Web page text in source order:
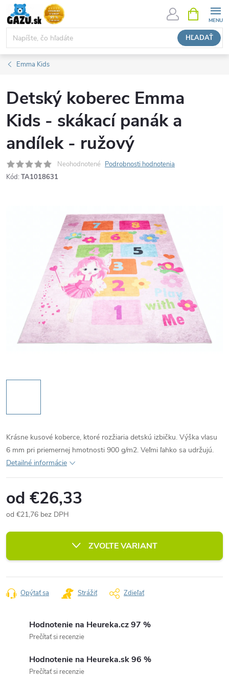
Prejsť
na
obsah
HĽADAŤ
KOŠÍK
Emma Kids
Detský koberec Emma
Kids - skákací panák a
andílek - ružový
Neohodnotené Podrobnosti hodnotenia
Kód: TA1018631
Krásne kusové koberce, ktoré rozžiaria detskú izbičku. Výška vlasu
6 mm pri priemernej hmotnosti 900 g/m2. Veľmi ľahko sa udržujú.
Detailné informácie
od €26,33
od €21,76 bez DPH
cena:
ZVOĽTE VARIANT
Opýtať sa Strážiť Zdieľať
Hodnotenie na Heureka.cz 97 %
Prečítať si recenzie
Hodnotenie na Heureka.sk 96 %
Prečítať si recenzie